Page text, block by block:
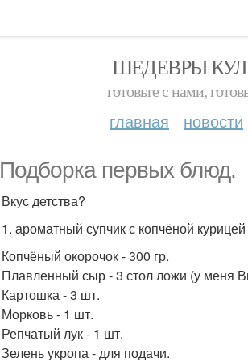
ШЕДЕВРЫ
готовьте с нами,
главная новости
Подборка первых блюд.
Вкус детства?
1. ароматный супчик с копчёной
Копчёный окорочок - 300 гр.
Плавленный сыр - 3 стол ложи (у меня
Картошка - 3 шт.
Морковь - 1 шт.
Репчатый лук - 1 шт.
Зелень укропа - для подачи.